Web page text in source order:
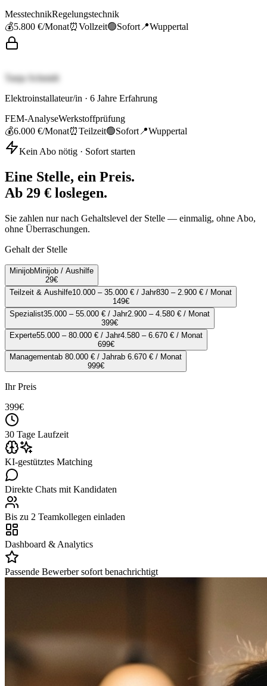
MesstechnikRegelungstechnik
💰5.800 €/Monat⏰Vollzeit🟢Sofort 📍Wuppertal
Tanja Schmidt
Elektroinstallateur/in · 6 Jahre Erfahrung
FEM-AnalyseWerkstoffprüfung
💰6.000 €/Monat⏰Teilzeit🟢Sofort 📍Wuppertal
Kein Abo nötig · Sofort starten
Eine Stelle, ein Preis.
Ab 29 € loslegen.
Sie zahlen nur nach Gehaltslevel der Stelle — einmalig, ohne Abo,
ohne Überraschungen.
Gehalt der Stelle
MinijobMinijob / Aushilfe
29€
Teilzeit & Aushilfe10.000 – 35.000 € / Jahr830 – 2.900 € / Monat
149€
Spezialist35.000 – 55.000 € / Jahr2.900 – 4.580 € / Monat
399€
Experte55.000 – 80.000 € / Jahr4.580 – 6.670 € / Monat
699€
Managementab 80.000 € / Jahrab 6.670 € / Monat
999€
Ihr Preis
399€
30 Tage Laufzeit
KI-gestütztes Matching
Direkte Chats mit Kandidaten
Bis zu 2 Teamkollegen einladen
Dashboard & Analytics
Passende Bewerber sofort benachrichtigt